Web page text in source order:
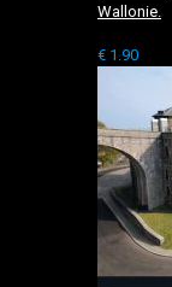
Wallonie.
€ 1.90